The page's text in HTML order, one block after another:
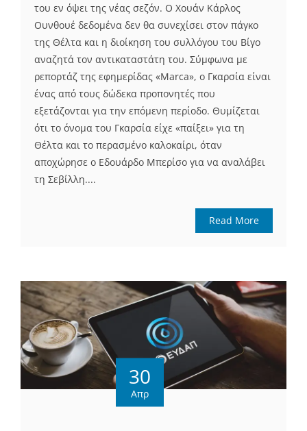
του εν όψει της νέας σεζόν. Ο Χουάν Κάρλος
Ουνθουέ δεδομένα δεν θα συνεχίσει στον πάγκο
της Θέλτα και η διοίκηση του συλλόγου του Βίγο
αναζητά τον αντικαταστάτη του. Σύμφωνα με
ρεπορτάζ της εφημερίδας «Marca», ο Γκαρσία είναι
ένας από τους δώδεκα προπονητές που
εξετάζονται για την επόμενη περίοδο. Θυμίζεται
ότι το όνομα του Γκαρσία είχε «παίξει» για τη
Θέλτα και το περασμένο καλοκαίρι, όταν
αποχώρησε ο Εδουάρδο Μπερίσο για να αναλάβει
τη Σεβίλλη....
Read More
30
Απρ